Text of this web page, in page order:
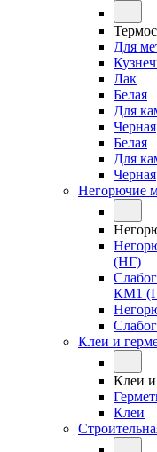
Для
Лак
Белая
Для
Черная
Белая
Для
Черная
Негорючие
(НГ)
КМ1
Клеи и
Клеи и
Клеи